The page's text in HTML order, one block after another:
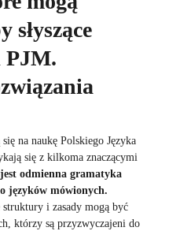
słyszące
PJM.
na naukę Polskiego Języka
się z kilkoma znaczącymi
odmienna gramatyka
języków mówionych.
i zasady mogą być
którzy są przyzwyczajeni do